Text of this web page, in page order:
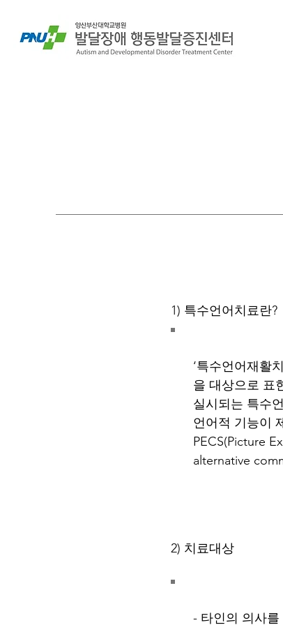
1) 특수언어치료란?
‘특수언어재활
을 대상으로 표
실시되는 특수
언어적 기능이
PECS(Picture
alternative
2) 치료대상
- 타인의 의사